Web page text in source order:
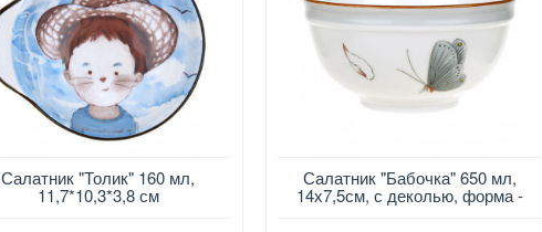
Салатник "Толик" 160 мл,
11,7*10,3*3,8 см
Салатник "Бабочка" 650 мл,
14х7,5см, с деколью, форма -
цветок